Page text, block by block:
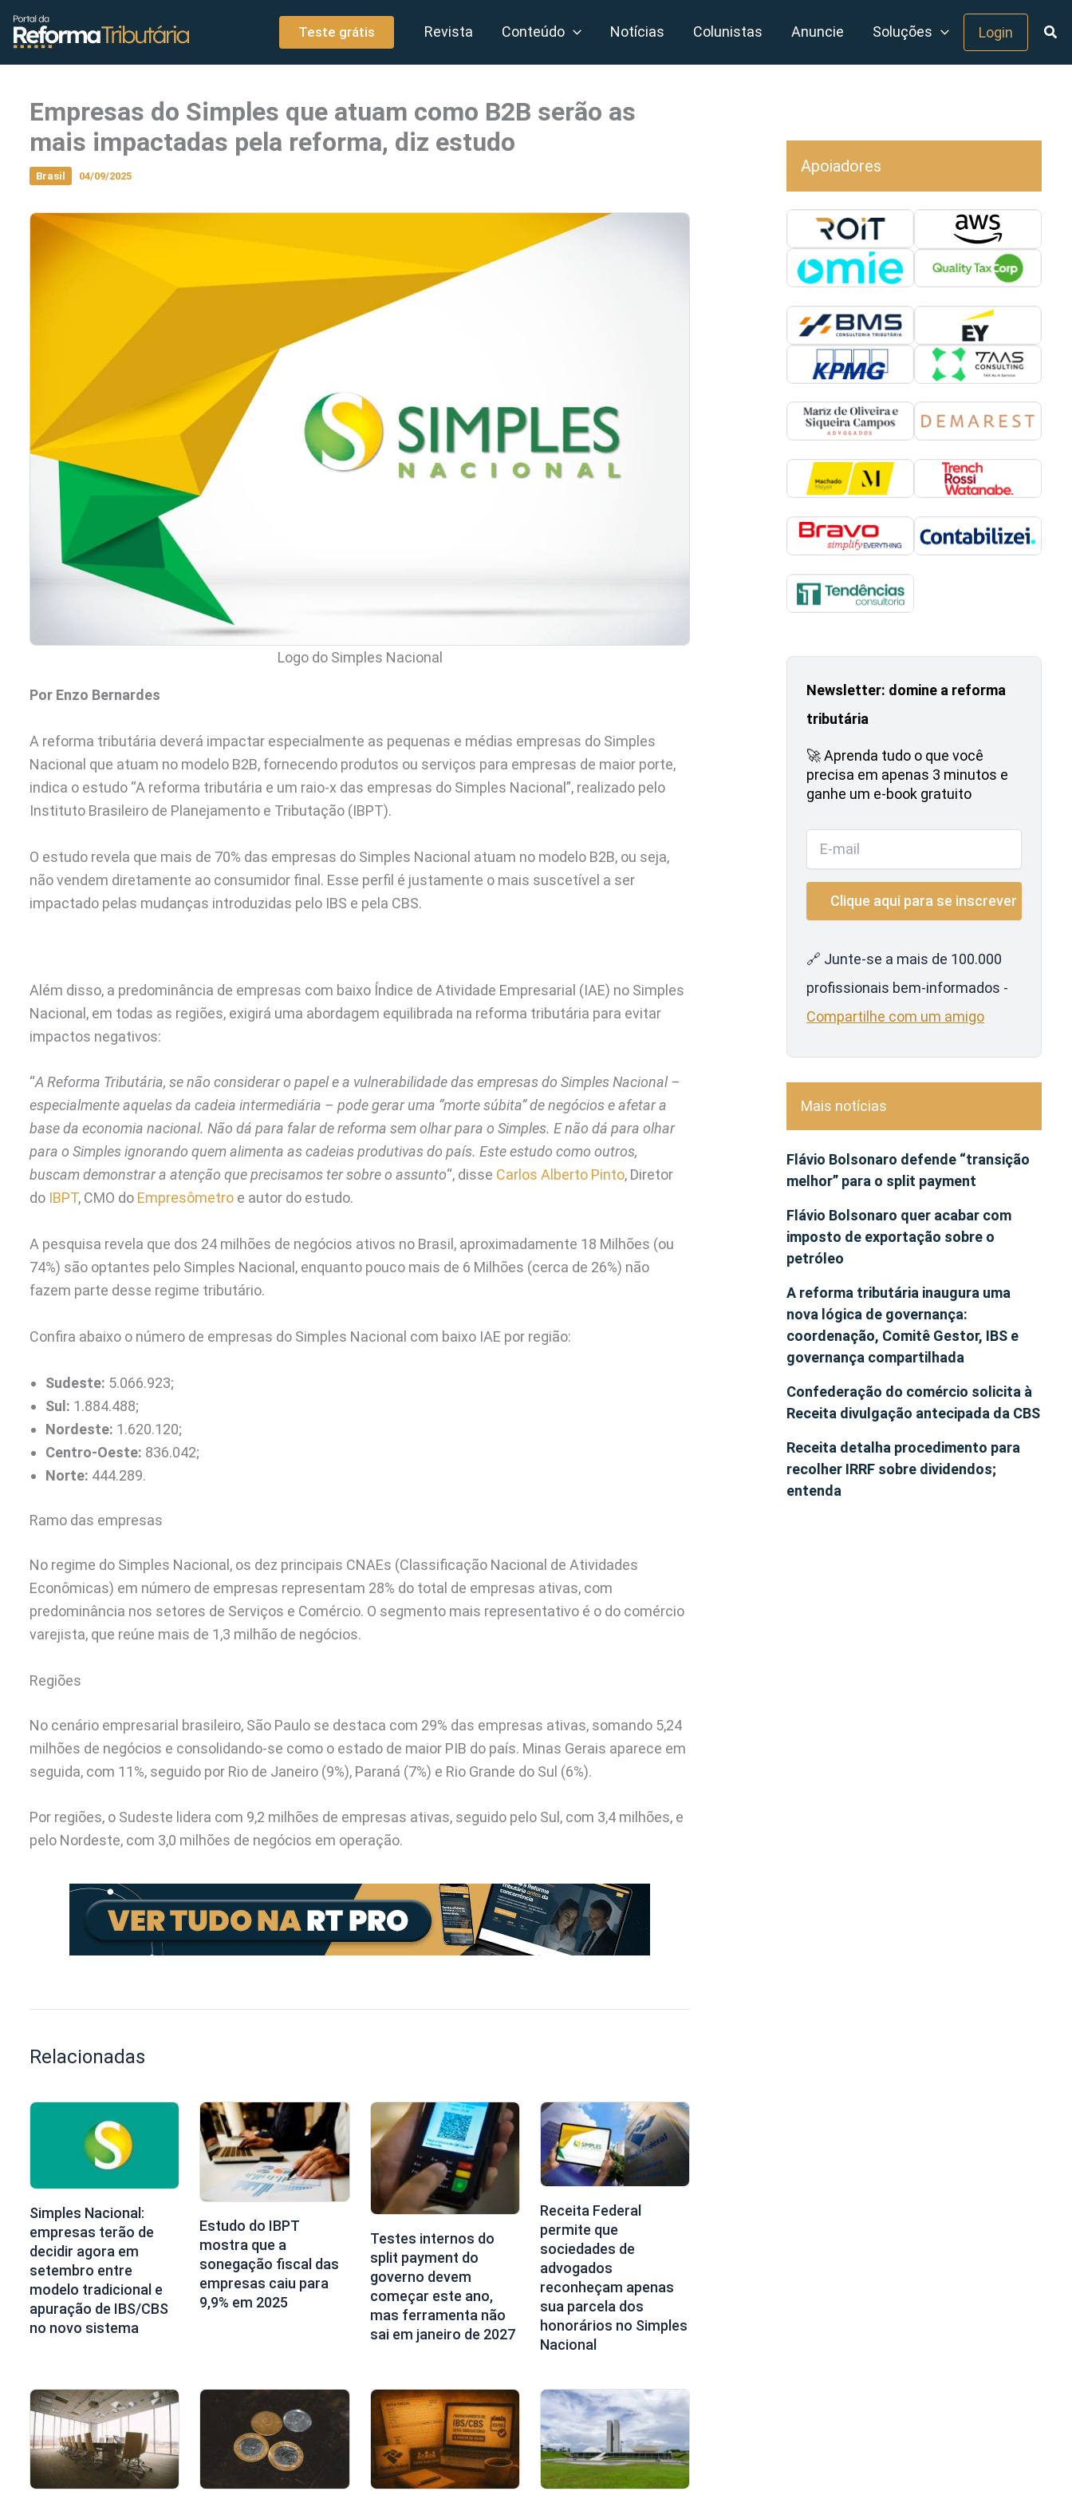
conteúdo
Teste grátis Revista Conteúdo Notícias Colunistas Anuncie Soluções Login
Empresas do Simples que atuam como B2B serão as
mais impactadas pela reforma, diz estudo
Brasil 04/09/2025
Logo do Simples Nacional
Por Enzo Bernardes
A reforma tributária deverá impactar especialmente as pequenas e médias empresas do Simples
Nacional que atuam no modelo B2B, fornecendo produtos ou serviços para empresas de maior porte,
indica o estudo “A reforma tributária e um raio-x das empresas do Simples Nacional”, realizado pelo
Instituto Brasileiro de Planejamento e Tributação (IBPT).
O estudo revela que mais de 70% das empresas do Simples Nacional atuam no modelo B2B, ou seja,
não vendem diretamente ao consumidor final. Esse perfil é justamente o mais suscetível a ser
impactado pelas mudanças introduzidas pelo IBS e pela CBS.
Além disso, a predominância de empresas com baixo Índice de Atividade Empresarial (IAE) no Simples
Nacional, em todas as regiões, exigirá uma abordagem equilibrada na reforma tributária para evitar
impactos negativos:
“A Reforma Tributária, se não considerar o papel e a vulnerabilidade das empresas do Simples Nacional –
especialmente aquelas da cadeia intermediária – pode gerar uma “morte súbita” de negócios e afetar a
base da economia nacional. Não dá para falar de reforma sem olhar para o Simples. E não dá para olhar
para o Simples ignorando quem alimenta as cadeias produtivas do país. Este estudo como outros,
buscam demonstrar a atenção que precisamos ter sobre o assunto“, disse Carlos Alberto Pinto, Diretor
do IBPT, CMO do Empresômetro e autor do estudo.
A pesquisa revela que dos 24 milhões de negócios ativos no Brasil, aproximadamente 18 Milhões (ou
74%) são optantes pelo Simples Nacional, enquanto pouco mais de 6 Milhões (cerca de 26%) não
fazem parte desse regime tributário.
Confira abaixo o número de empresas do Simples Nacional com baixo IAE por região:
Sudeste: 5.066.923;
Sul: 1.884.488;
Nordeste: 1.620.120;
Centro-Oeste: 836.042;
Norte: 444.289.
Ramo das empresas
No regime do Simples Nacional, os dez principais CNAEs (Classificação Nacional de Atividades
Econômicas) em número de empresas representam 28% do total de empresas ativas, com
predominância nos setores de Serviços e Comércio. O segmento mais representativo é o do comércio
varejista, que reúne mais de 1,3 milhão de negócios.
Regiões
No cenário empresarial brasileiro, São Paulo se destaca com 29% das empresas ativas, somando 5,24
milhões de negócios e consolidando-se como o estado de maior PIB do país. Minas Gerais aparece em
seguida, com 11%, seguido por Rio de Janeiro (9%), Paraná (7%) e Rio Grande do Sul (6%).
Por regiões, o Sudeste lidera com 9,2 milhões de empresas ativas, seguido pelo Sul, com 3,4 milhões, e
pelo Nordeste, com 3,0 milhões de negócios em operação.
Relacionadas
Simples Nacional:
empresas terão de
decidir agora em
setembro entre
modelo tradicional e
apuração de IBS/CBS
no novo sistema
Estudo do IBPT
mostra que a
sonegação fiscal das
empresas caiu para
9,9% em 2025
Testes internos do
split payment do
governo devem
começar este ano,
mas ferramenta não
sai em janeiro de 2027
Receita Federal
permite que
sociedades de
advogados
reconheçam apenas
sua parcela dos
honorários no Simples
Nacional
Apoiadores
Newsletter: domine a reforma
tributária
🚀 Aprenda tudo o que você
precisa em apenas 3 minutos e
ganhe um e-book gratuito
🔗 Junte-se a mais de 100.000
profissionais bem-informados -
Compartilhe com um amigo
Mais notícias
Flávio Bolsonaro defende “transição
melhor” para o split payment
Flávio Bolsonaro quer acabar com
imposto de exportação sobre o
petróleo
A reforma tributária inaugura uma
nova lógica de governança:
coordenação, Comitê Gestor, IBS e
governança compartilhada
Confederação do comércio solicita à
Receita divulgação antecipada da CBS
Receita detalha procedimento para
recolher IRRF sobre dividendos;
entenda